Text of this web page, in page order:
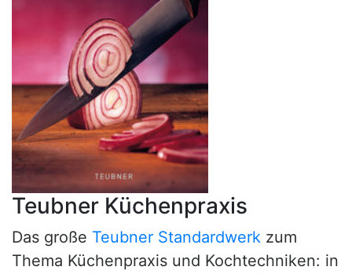
Teubner Küchenpraxis
Das große Teubner Standardwerk zum
Thema Küchenpraxis und Kochtechniken: in